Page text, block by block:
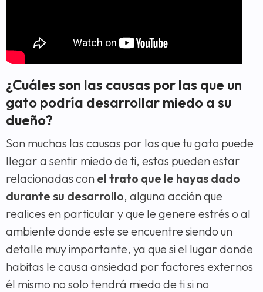
¿Cuáles son las causas por las que un
gato podría desarrollar miedo a su
dueño?
Son muchas las causas por las que tu gato puede
llegar a sentir miedo de ti, estas pueden estar
relacionadas con el trato que le hayas dado
durante su desarrollo, alguna acción que
realices en particular y que le genere estrés o al
ambiente donde este se encuentre siendo un
detalle muy importante, ya que si el lugar donde
habitas le causa ansiedad por factores externos
él mismo no solo tendrá miedo de ti si no